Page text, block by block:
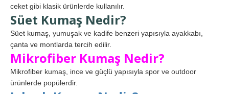
ceket gibi klasik ürünlerde kullanılır.
Süet Kumaş Nedir?
Süet kumaş, yumuşak ve kadife benzeri yapısıyla ayakkabı,
çanta ve montlarda tercih edilir.
Mikrofiber Kumaş Nedir?
Mikrofiber kumaş, ince ve güçlü yapısıyla spor ve outdoor
ürünlerde popülerdir.